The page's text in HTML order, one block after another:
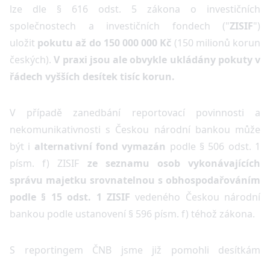
lze dle § 616 odst. 5 zákona o investičních
společnostech a investičních fondech ("ZISIF")
uložit pokutu až do 150 000 000 Kč (150 milionů korun
českých).V praxi jsou ale obvykle ukládány pokuty v
řádech vyšších desítek tisíc korun.
V případě zanedbání reportovací povinnosti a
nekomunikativnosti s Českou národní bankou může
být i alternativní fond vymazán podle § 506 odst. 1
písm. f) ZISIF ze seznamu osob vykonávajících
správu majetku srovnatelnou s obhospodařováním
podle § 15 odst. 1 ZISIF vedeného Českou národní
bankou podle ustanovení § 596 písm. f) téhož zákona.
S reportingem ČNB jsme již pomohli desítkám